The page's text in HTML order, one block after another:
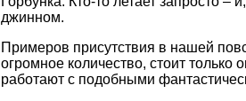
джинном.
Примеров присутствия в нашей
огромное количество, стоит только
работают с подобными